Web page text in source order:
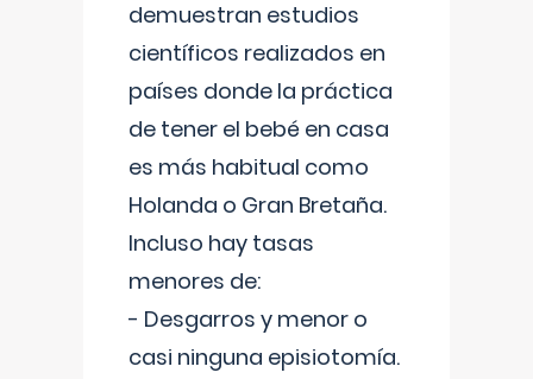
demuestran estudios
científicos realizados en
países donde la práctica
de tener el bebé en casa
es más habitual como
Holanda o Gran Bretaña.
Incluso hay tasas
menores de:
- Desgarros y menor o
casi ninguna episiotomía.